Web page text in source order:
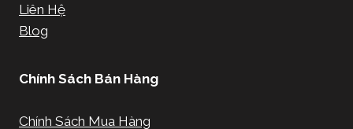
Liên Hệ
Blog
Chính Sách Bán Hàng
Chính Sách Mua Hàng